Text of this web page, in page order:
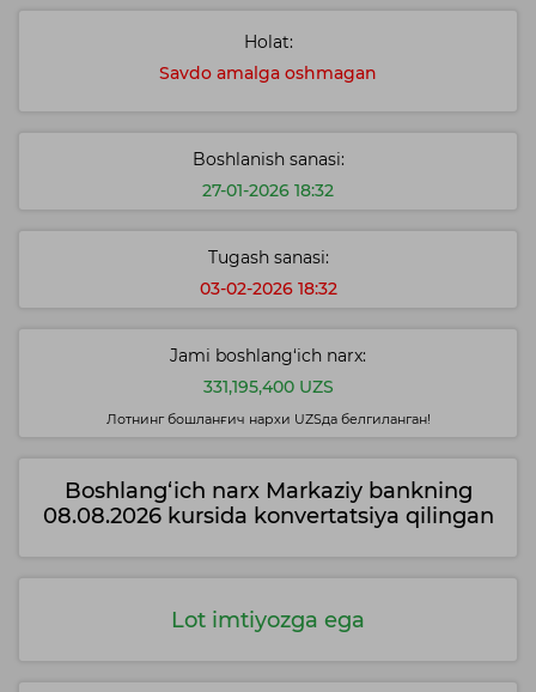
Holat:
Savdo amalga oshmagan
Boshlanish sanasi:
27-01-2026 18:32
Tugash sanasi:
03-02-2026 18:32
Jami boshlang‘ich narx:
331,195,400 UZS
Лотнинг бошланғич нархи UZSда белгиланган!
Boshlang‘ich narx Markaziy bankning
08.08.2026 kursida konvertatsiya qilingan
Lot imtiyozga ega